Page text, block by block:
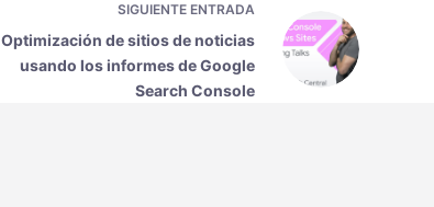
SIGUIENTE ENTRADA
Optimización de sitios de noticias
usando los informes de Google
Search Console